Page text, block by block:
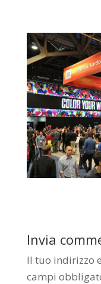
Invia
Il tuo indirizzo
campi